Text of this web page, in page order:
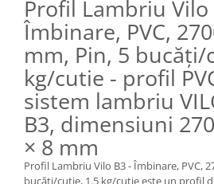
Profil Lambriu Vilo
Îmbinare, PVC,
mm, Pin, 5 bucăți/
kg/cutie - profil
sistem lambriu
B3, dimensiuni
× 8 mm
Profil Lambriu Vilo B3 - Îmbinare, PVC,
bucăți/cutie, 1.5 kg/cutie este un profil